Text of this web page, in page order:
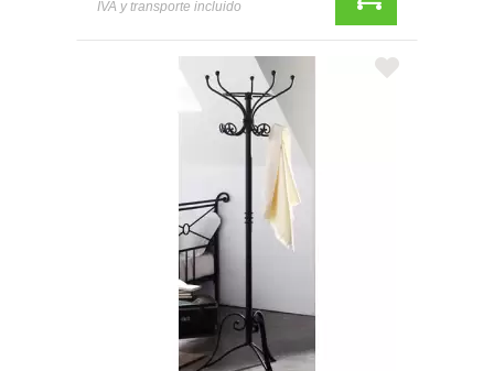
IVA y transporte incluido